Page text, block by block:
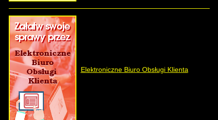
Elektroniczne Biuro Obsługi Klienta